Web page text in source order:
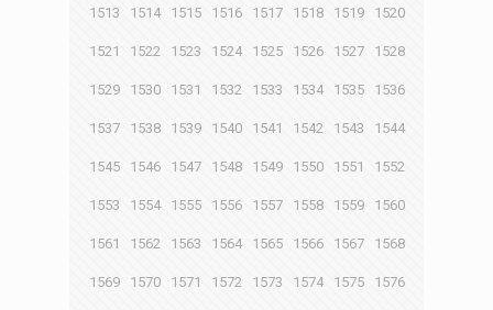
1513 1514 1515 1516 1517 1518 1519 1520
1521 1522 1523 1524 1525 1526 1527 1528
1529 1530 1531 1532 1533 1534 1535 1536
1537 1538 1539 1540 1541 1542 1543 1544
1545 1546 1547 1548 1549 1550 1551 1552
1553 1554 1555 1556 1557 1558 1559 1560
1561 1562 1563 1564 1565 1566 1567 1568
1569 1570 1571 1572 1573 1574 1575 1576